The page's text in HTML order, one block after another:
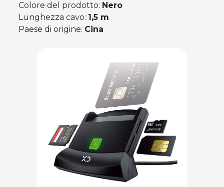
Colore del prodotto: Nero
Lunghezza cavo: 1,5 m
Paese di origine: Cina